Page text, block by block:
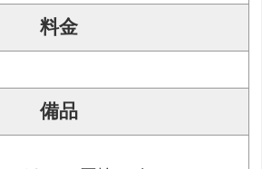
料金
備品